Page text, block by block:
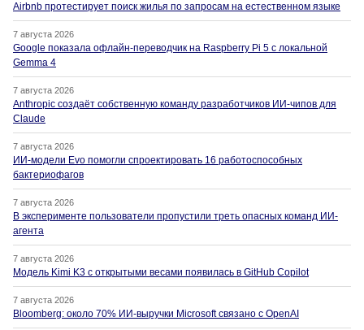
Airbnb протестирует поиск жилья по запросам на естественном языке
7 августа 2026
Google показала офлайн-переводчик на Raspberry Pi 5 с локальной
Gemma 4
7 августа 2026
Anthropic создаёт собственную команду разработчиков ИИ-чипов для
Claude
7 августа 2026
ИИ-модели Evo помогли спроектировать 16 работоспособных
бактериофагов
7 августа 2026
В эксперименте пользователи пропустили треть опасных команд ИИ-
агента
7 августа 2026
Модель Kimi K3 с открытыми весами появилась в GitHub Copilot
7 августа 2026
Bloomberg: около 70% ИИ-выручки Microsoft связано с OpenAI